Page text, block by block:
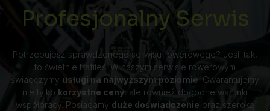
Profesjonalny Serwis
Potrzebujesz sprawdzonego serwisu rowerowego? Jeśli tak,
to świetnie trafiłeś. W naszym serwisie rowerowym
świadczymy usługi na najwyższym poziomie. Gwarantujemy
nie tylko korzystne ceny, ale również dogodne warunki
współpracy. Posiadamy duże doświadczenie oraz szeroką